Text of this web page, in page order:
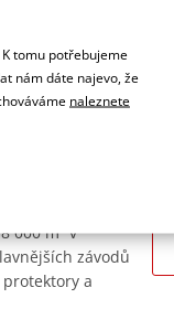
000 m² v
závodů
a
tomu potřebujeme
nám dáte najevo, že
naleznete